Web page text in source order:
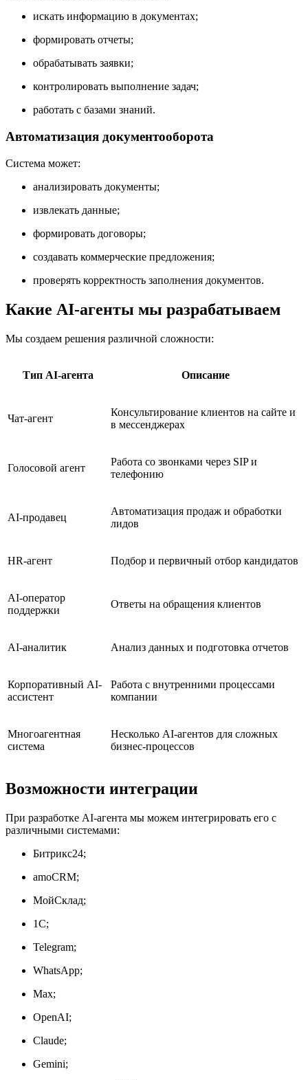
искать информацию в документах;
формировать отчеты;
обрабатывать заявки;
контролировать выполнение задач;
работать с базами знаний.
Автоматизация документооборота
Система может:
анализировать документы;
извлекать данные;
формировать договоры;
создавать коммерческие предложения;
проверять корректность заполнения документов.
Какие AI-агенты мы разрабатываем
Мы создаем решения различной сложности:
Тип AI-агента Описание
Чат-агент
Консультирование клиентов на сайте и
в мессенджерах
Голосовой агент
Работа со звонками через SIP и
телефонию
AI-продавец
Автоматизация продаж и обработки
лидов
HR-агент Подбор и первичный отбор кандидатов
AI-оператор
поддержки
Ответы на обращения клиентов
AI-аналитик Анализ данных и подготовка отчетов
Корпоративный AI-
ассистент
Работа с внутренними процессами
компании
Многоагентная
система
Несколько AI-агентов для сложных
бизнес-процессов
Возможности интеграции
При разработке AI-агента мы можем интегрировать его с
различными системами:
Битрикс24;
amoCRM;
МойСклад;
1С;
Telegram;
WhatsApp;
Max;
OpenAI;
Claude;
Gemini;